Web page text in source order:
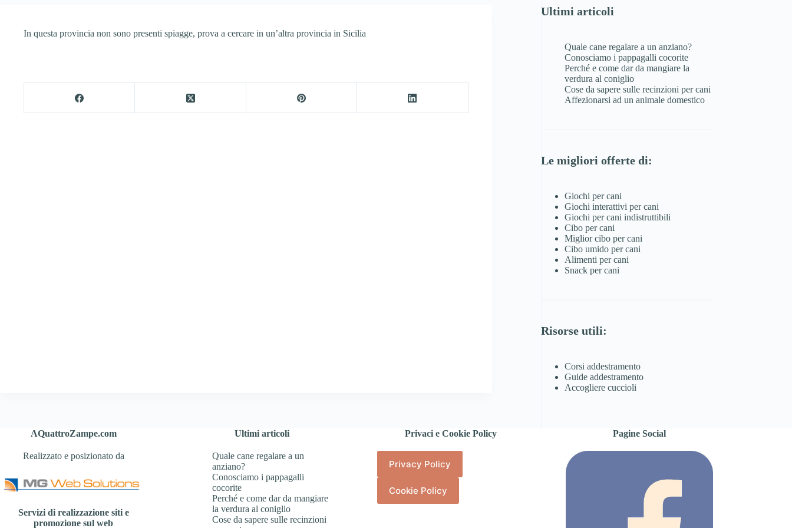
In questa provincia non sono presenti spiagge, prova a cercare in un’altra provincia in Sicilia
Ultimi articoli
Quale cane regalare a un anziano?
Conosciamo i pappagalli cocorite
Perché e come dar da mangiare la
verdura al coniglio
Cose da sapere sulle recinzioni per cani
Affezionarsi ad un animale domestico
Le migliori offerte di:
Giochi per cani
Giochi interattivi per cani
Giochi per cani indistruttibili
Cibo per cani
Miglior cibo per cani
Cibo umido per cani
Alimenti per cani
Snack per cani
Risorse utili:
Corsi addestramento
Guide addestramento
Accogliere cuccioli
AQuattroZampe.com
Realizzato e posizionato da
Servizi di realizzazione siti e
promozione sul web
Ultimi articoli
Quale cane regalare a un
anziano?
Conosciamo i pappagalli
cocorite
Perché e come dar da mangiare
la verdura al coniglio
Cose da sapere sulle recinzioni
Privaci e Cookie Policy
Privacy Policy
Cookie Policy
Pagine Social